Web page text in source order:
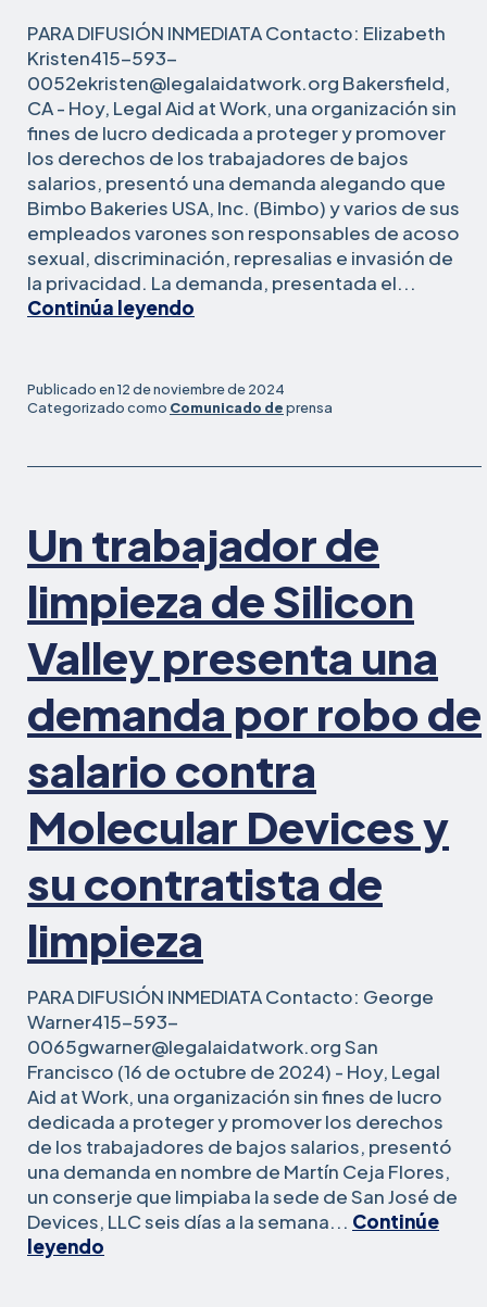
PARA DIFUSIÓN INMEDIATA Contacto: Elizabeth
Kristen415-593-
0052ekristen@legalaidatwork.org Bakersfield,
CA - Hoy, Legal Aid at Work, una organización sin
fines de lucro dedicada a proteger y promover
los derechos de los trabajadores de bajos
salarios, presentó una demanda alegando que
Bimbo Bakeries USA, Inc. (Bimbo) y varios de sus
empleados varones son responsables de acoso
sexual, discriminación, represalias e invasión de
la privacidad. La demanda, presentada el...
Continúa leyendo
sexual
de
conductora
de
camiones
en
Bimbo
Bakeries
en
Bakersfield
Publicado en12 de noviembre de 2024
Categorizado como Comunicado deprensa
Un trabajador de
limpieza de Silicon
Valley presenta una
demanda por robo de
salario contra
Molecular Devices y
su contratista de
limpieza
PARA DIFUSIÓN INMEDIATA Contacto: George
Warner415-593-
0065gwarner@legalaidatwork.org San
Francisco (16 de octubre de 2024) - Hoy, Legal
Aid at Work, una organización sin fines de lucro
dedicada a proteger y promover los derechos
de los trabajadores de bajos salarios, presentó
una demanda en nombre de Martín Ceja Flores,
un conserje que limpiaba la sede de San José de
Molecular
Devices, LLC seis días a la semana... Continúe
leyendo